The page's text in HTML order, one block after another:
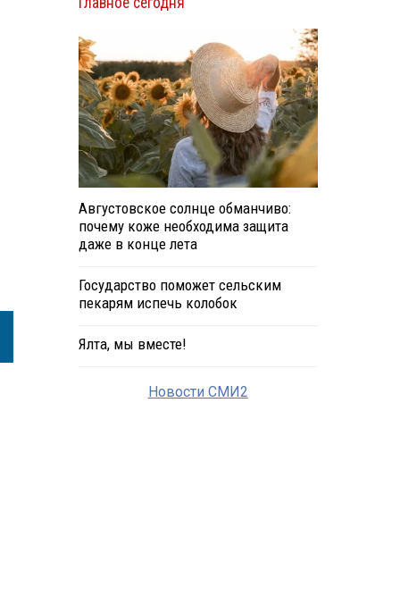
Августовское солнце обманчиво:
почему коже необходима защита
даже в конце лета
Государство поможет сельским
пекарям испечь колобок
Ялта, мы вместе!
Новости СМИ2